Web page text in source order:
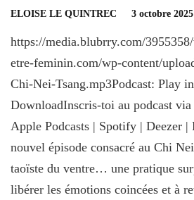
ELOISE LE QUINTREC 3 octobre 2025
https://media.blubrry.com/
etre-feminin.com/wp-content/
Chi-Nei-Tsang.mp3Podcast: Play
DownloadInscris-toi au podcast
Apple Podcasts | Spotify | Deezer |
nouvel épisode consacré au Chi
taoïste du ventre… une pratique
libérer les émotions coincées et à